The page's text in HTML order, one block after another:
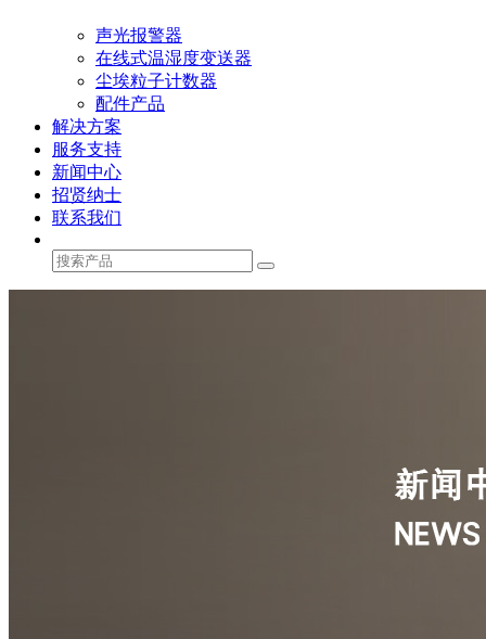
声光报警器
在线式温湿度变送器
尘埃粒子计数器
配件产品
解决方案
服务支持
新闻中心
招贤纳士
联系我们